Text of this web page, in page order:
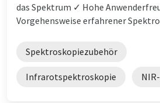
das Spektrum ✓ Hohe
Vorgehensweise erfahrener
Spektroskopiezubehör
Infrarotspektroskopie